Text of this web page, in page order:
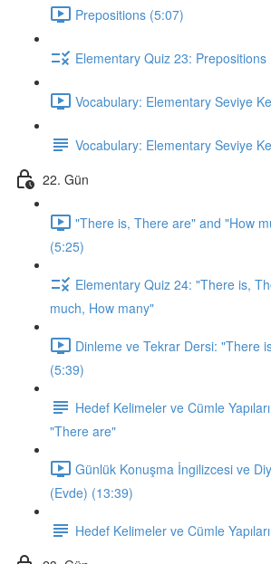
Prepositions (5:07)
Elementary Quiz 23: Prepositions
Vocabulary: Elementary Seviye
Vocabulary: Elementary Seviye
22. Gün
"There is, There are" and "How
(5:25)
Elementary Quiz 24: "There is,
much, How many"
Dinleme ve Tekrar Dersi: "There
(5:39)
Hedef Kelimeler ve Cümle
"There are"
Günlük Konuşma İngilizcesi ve
(Evde) (13:39)
Hedef Kelimeler ve Cümle